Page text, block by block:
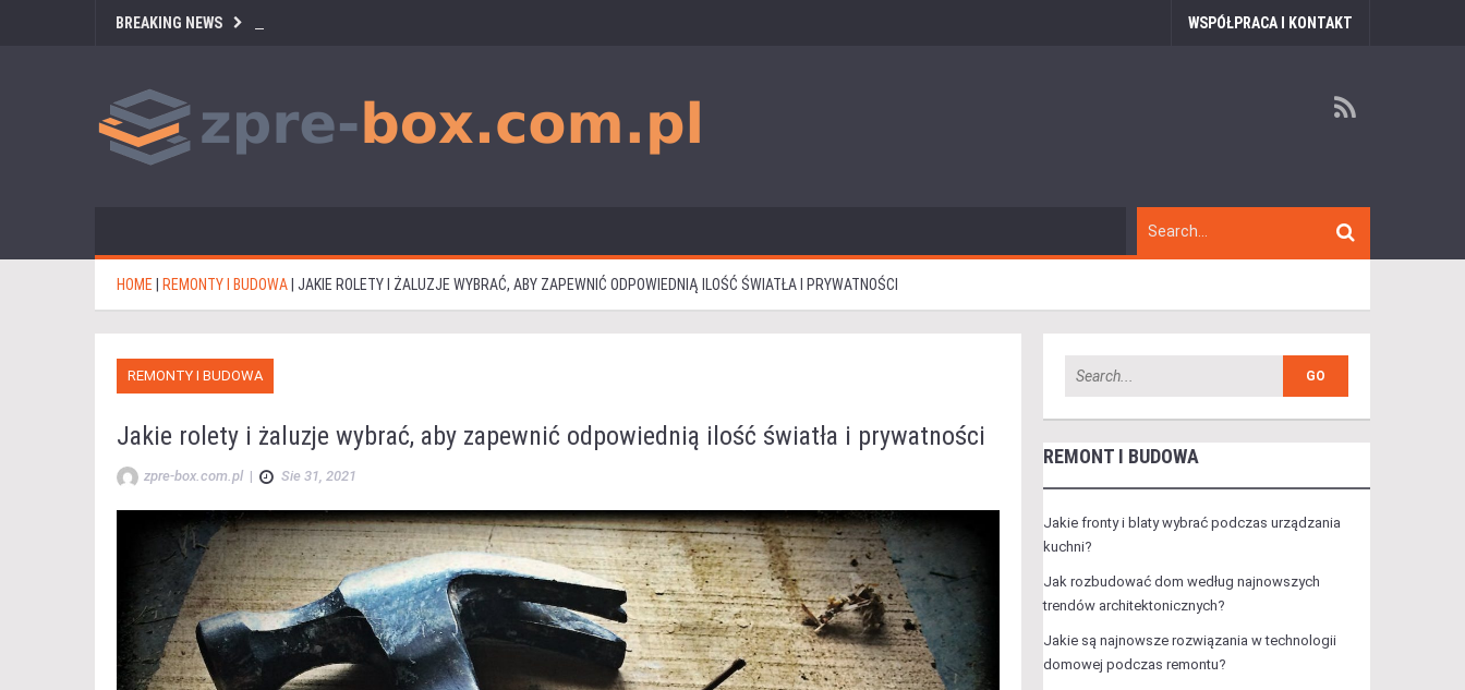
BREAKING NEWS WSPÓŁPRACA I KONTAKT
HOME REMONTY I BUDOWA JAKIE ROLETY I ŻALUZJE WYBRAĆ, ABY ZAPEWNIĆ ODPOWIEDNIĄ ILOŚĆ ŚWIATŁA I PRYWATNOŚCI
REMONTY I BUDOWA
Jakie rolety i żaluzje wybrać, aby zapewnić odpowiednią ilość światła i prywatności
zpre-box.com.pl | Sie 31, 2021
REMONT I BUDOWA
Jakie fronty i blaty wybrać podczas urządzania
kuchni?
Jak rozbudować dom według najnowszych
trendów architektonicznych?
Jakie są najnowsze rozwiązania w technologii
domowej podczas remontu?